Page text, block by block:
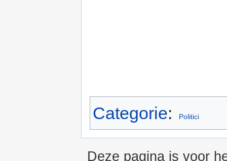
Categorie: Politici
Deze pagina is voor